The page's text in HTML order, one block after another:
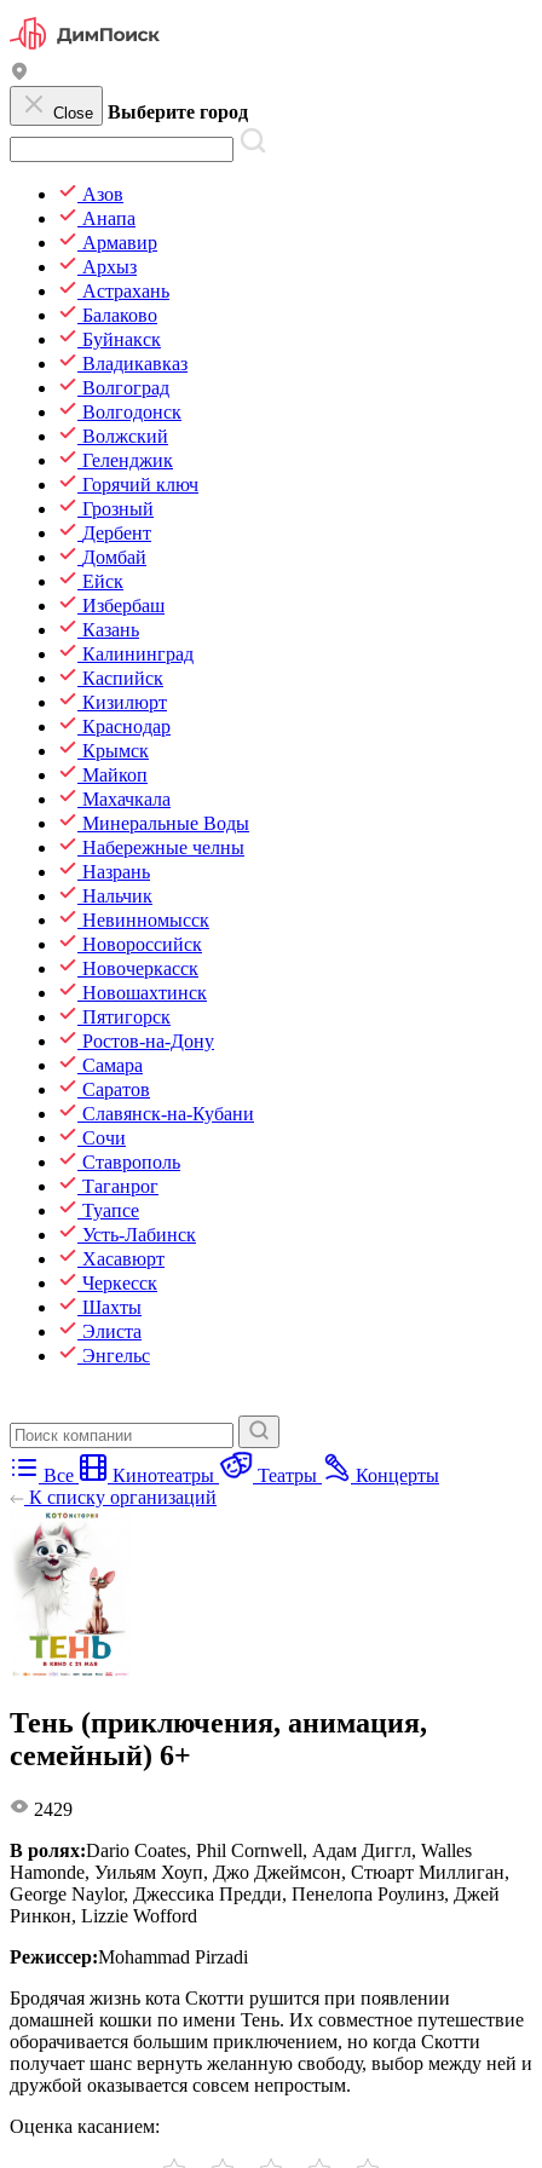
Close Выберите город
Азов
Анапа
Армавир
Архыз
Астрахань
Балаково
Буйнакск
Владикавказ
Волгоград
Волгодонск
Волжский
Геленджик
Горячий ключ
Грозный
Дербент
Домбай
Ейск
Избербаш
Казань
Калининград
Каспийск
Кизилюрт
Краснодар
Крымск
Майкоп
Махачкала
Минеральные Воды
Набережные челны
Назрань
Нальчик
Невинномысск
Новороссийск
Новочеркасск
Новошахтинск
Пятигорск
Ростов-на-Дону
Самара
Саратов
Славянск-на-Кубани
Сочи
Ставрополь
Таганрог
Туапсе
Усть-Лабинск
Хасавюрт
Черкесск
Шахты
Элиста
Энгельс
Все Кинотеатры Театры
Концерты
К списку организаций
Тень (приключения, анимация,
семейный) 6+
2429
В ролях:Dario Coates, Phil Cornwell, Адам Диггл, Walles
Hamonde, Уильям Хоуп, Джо Джеймсон, Стюарт Миллиган,
George Naylor, Джессика Предди, Пенелопа Роулинз, Джей
Ринкон, Lizzie Wofford
Режиссер:Mohammad Pirzadi
Бродячая жизнь кота Скотти рушится при появлении
домашней кошки по имени Тень. Их совместное путешествие
оборачивается большим приключением, но когда Скотти
получает шанс вернуть желанную свободу, выбор между ней и
дружбой оказывается совсем непростым.
Оценка касанием: